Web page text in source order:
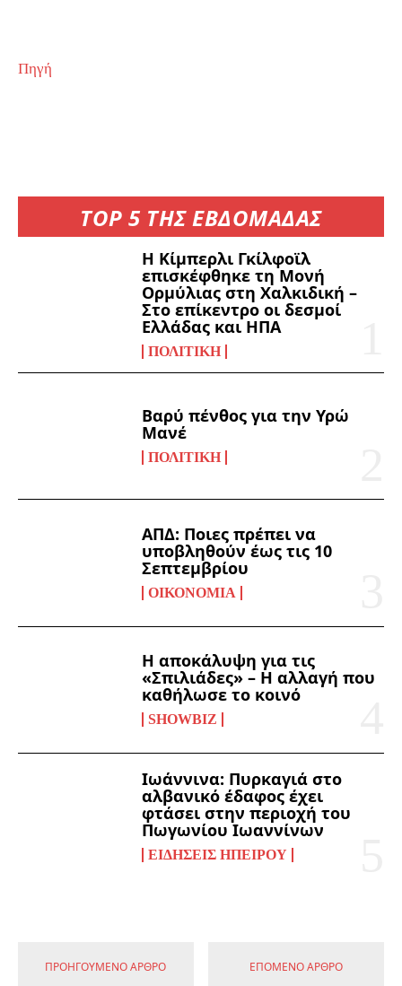
TOP 5 ΤΗΣ ΕΒΔΟΜΑΔΑΣ
Η Κίμπερλι Γκίλφοϊλ
επισκέφθηκε τη Μονή
Ορμύλιας στη Χαλκιδική –
Στο επίκεντρο οι δεσμοί
Ελλάδας και ΗΠΑ
ΠΟΛΙΤΙΚΉ
Βαρύ πένθος για την Υρώ
Μανέ
ΠΟΛΙΤΙΚΉ
ΑΠΔ: Ποιες πρέπει να
υποβληθούν έως τις 10
Σεπτεμβρίου
ΟΙΚΟΝΟΜΊΑ
Η αποκάλυψη για τις
«Σπιλιάδες» – Η αλλαγή που
καθήλωσε το κοινό
SHOWBIZ
Ιωάννινα: Πυρκαγιά στο
αλβανικό έδαφος έχει
φτάσει στην περιοχή του
Πωγωνίου Ιωαννίνων
ΕΙΔΉΣΕΙΣ ΗΠΕΊΡΟΥ
Πηγή
ΠΡΟΗΓΟΎΜΕΝΟ ΆΡΘΡΟ ΕΠΌΜΕΝΟ ΆΡΘΡΟ